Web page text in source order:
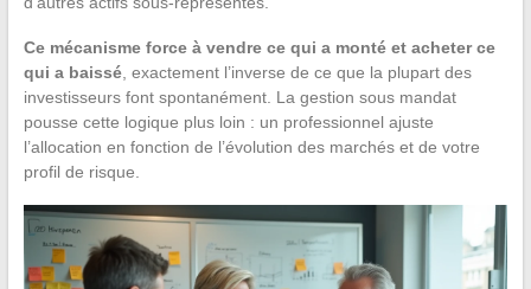
Ce mécanisme force à vendre ce qui a monté et acheter ce
qui a baissé, exactement l’inverse de ce que la plupart des
investisseurs font spontanément. La gestion sous mandat
pousse cette logique plus loin : un professionnel ajuste
l’allocation en fonction de l’évolution des marchés et de votre
profil de risque.